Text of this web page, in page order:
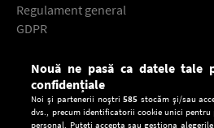
Regulament general
GDPR
Descarcă gratuit aplicaţia Europa
Nouă ne pasă ca datele tale
confidențiale
Noi și partenerii noștri585 stocăm și/sau
dvs., precum identificatorii cookie unici
personal. Puteți accepta sau gestiona